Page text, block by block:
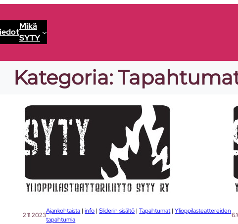
Mikä
SYTY
Kategoria:
2.11.2023
Ajankohtaista | info | Sliderin sisältö | Tapahtumat | Ylioppilasteattereiden
tapahtumia